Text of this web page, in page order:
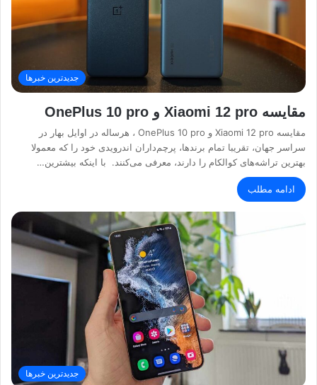
جدیدترین خبرها
مقایسه Xiaomi 12 pro و OnePlus 10 pro
مقایسه Xiaomi 12 pro و OnePlus 10 pro ، هرساله در اوایل بهار در
سراسر جهان، تقریبا تمام برند‌ها، پرچم‌داران اندرویدی خود را که معمولا
بهترین تراشه‌های کوالکام را دارند، معرفی می‌کنند. با اینکه بیشترین…
ادامه مطلب
جدیدترین خبرها